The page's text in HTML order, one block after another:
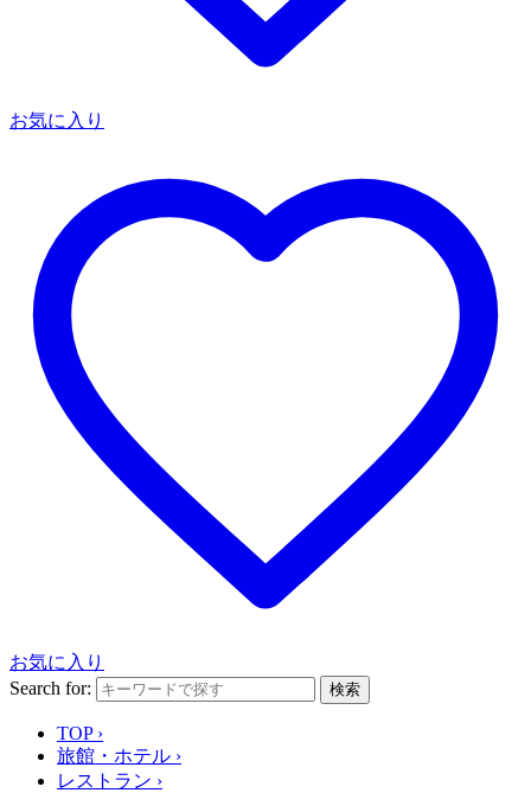
お気に入り
お気に入り
Search for:
検索
TOP ›
旅館・ホテル ›
レストラン ›